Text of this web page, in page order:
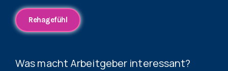
Rehagefühl
Was macht Arbeitgeber interessant?